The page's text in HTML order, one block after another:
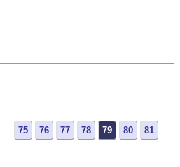
... 75 76 77 78 79 80 81